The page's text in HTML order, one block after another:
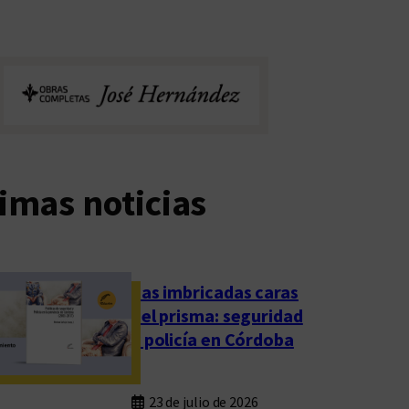
noticias
Las imbricadas caras
del prisma: seguridad
y policía en Córdoba
23 de julio de 2026